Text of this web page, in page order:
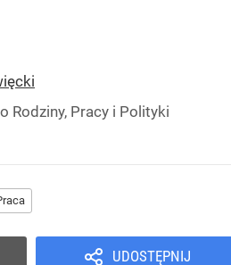
Rodziny, Pracy i Polityki
UDOSTĘPNIJ